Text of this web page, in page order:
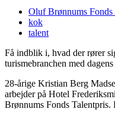
Oluf Brønnums Fonds
kok
talent
Få indblik i, hvad der rører
turismebranchen med
28-årige Kristian Berg
arbejder på Hotel
Brønnums Fonds Talentpris.